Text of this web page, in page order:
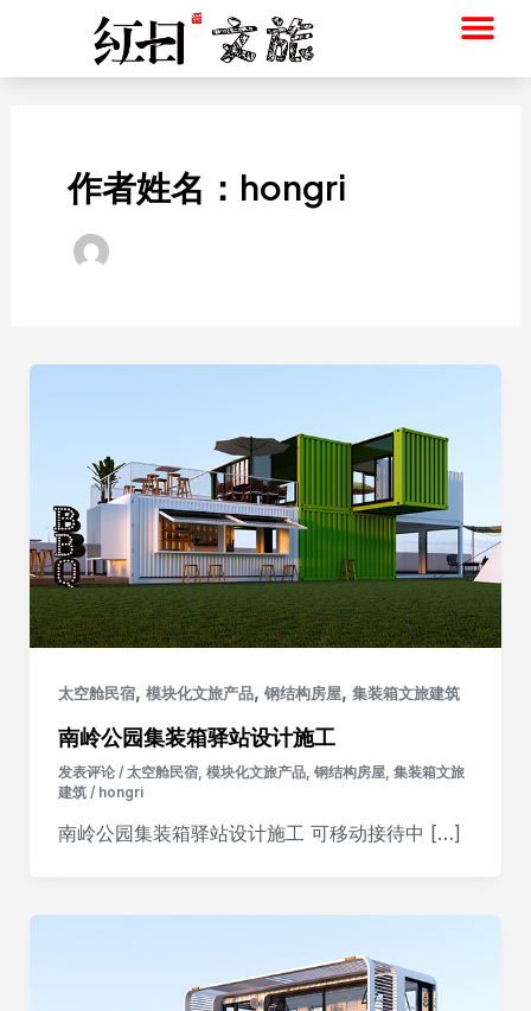
内
作者姓名：hongri
太空舱民宿, 模块化文旅产品, 钢结构房屋, 集装箱文旅建筑
南岭公园集装箱驿站设计施工
发表评论 / 太空舱民宿, 模块化文旅产品, 钢结构房屋, 集装箱文旅
建筑/ hongri
南岭公园集装箱驿站设计施工 可移动接待中 […]